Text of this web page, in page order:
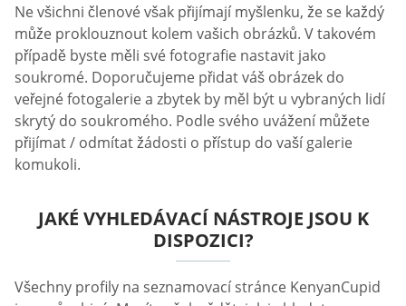
Ne všichni členové však přijímají myšlenku, že se každý
může proklouznout kolem vašich obrázků. V takovém
případě byste měli své fotografie nastavit jako
soukromé. Doporučujeme přidat váš obrázek do
veřejné fotogalerie a zbytek by měl být u vybraných lidí
skrytý do soukromého. Podle svého uvážení můžete
přijímat / odmítat žádosti o přístup do vaší galerie
komukoli.
JAKÉ VYHLEDÁVACÍ NÁSTROJE JSOU K
DISPOZICI?
Všechny profily na seznamovací stránce KenyanCupid